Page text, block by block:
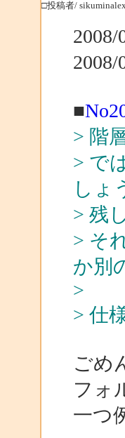
□投稿者/
2008/
2008/
■
> 階
> で
しょ
> 残
> そ
か別
>
> 仕
ごめ
フォ
一つ